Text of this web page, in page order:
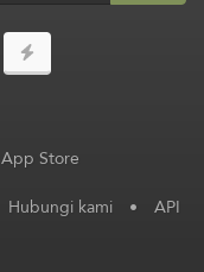
Hubungi kami • API